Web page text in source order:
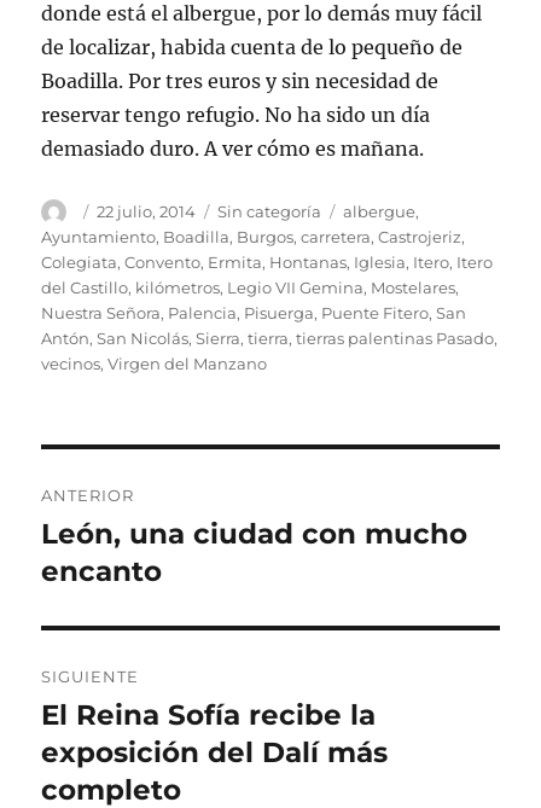
donde está el albergue, por lo demás muy fácil
de localizar, habida cuenta de lo pequeño de
Boadilla. Por tres euros y sin necesidad de
reservar tengo refugio. No ha sido un día
demasiado duro. A ver cómo es mañana.
AutorPublicado
el
22 julio, 2014 Categorías
Sin categoría Etiquetas
albergue,
Ayuntamiento, Boadilla, Burgos,carretera,Castrojeriz,
Colegiata,Convento, Ermita, Hontanas, Iglesia, Itero, Itero
del Castillo, kilómetros, Legio VII Gemina, Mostelares,
Nuestra Señora, Palencia, Pisuerga, Puente Fitero,San
Antón,San Nicolás,Sierra,tierra,tierras palentinas Pasado,
vecinos,Virgen del Manzano
de
entradas
ANTERIOR
Entrada
anterior:
León, una ciudad con mucho
encanto
SIGUIENTE
Entrada
siguiente:
El Reina Sofía recibe la
exposición del Dalí más
completo